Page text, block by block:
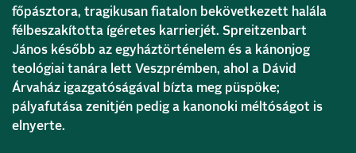
főpásztora, tragikusan fiatalon bekövetkezett halála
félbeszakította ígéretes karrierjét. Spreitzenbart
János később az egyháztörténelem és a kánonjog
teológiai tanára lett Veszprémben, ahol a Dávid
Árvaház igazgatóságával bízta meg püspöke;
pályafutása zenitjén pedig a kanonoki méltóságot is
elnyerte.